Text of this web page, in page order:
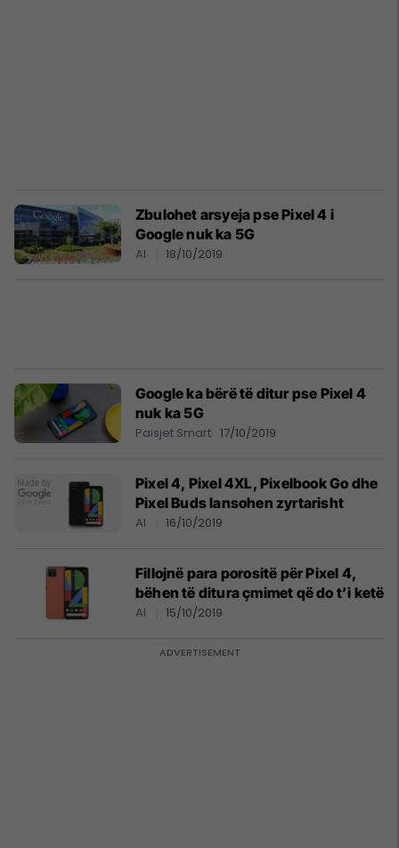
Zbulohet arsyeja pse Pixel 4 i
Google nuk ka 5G
AI 18/10/2019
Google ka bërë të ditur pse Pixel 4
nuk ka 5G
Paisjet Smart 17/10/2019
Pixel 4, Pixel 4XL, Pixelbook Go dhe
Pixel Buds lansohen zyrtarisht
AI 16/10/2019
Fillojnë para porositë për Pixel 4,
bëhen të ditura çmimet që do t’i ketë
AI 15/10/2019